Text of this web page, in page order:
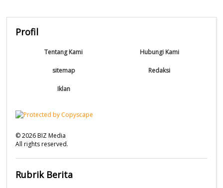
Profil
Tentang Kami Hubungi Kami
sitemap Redaksi
Iklan
©2026BIZ Media
All rights reserved.
Rubrik Berita